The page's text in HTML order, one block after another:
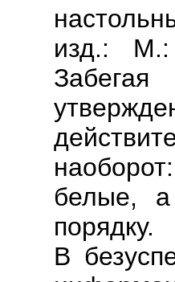
изд.:
белые,
порядку.
В